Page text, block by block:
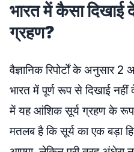
भारत में कैसा दिखाई
ग्रहण?
वैज्ञानिक रिपोर्टों के अनुसार
भारत में पूर्ण रूप से दिखाई
में यह आंशिक सूर्य ग्रहण के
मतलब है कि सूर्य का एक बड़ा